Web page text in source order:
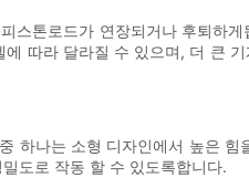
스톤로드가 연장되거나 후퇴하
따라 달라질 수 있으며, 더 큰
하나는 소형 디자인에서 높은
도로 작동 할 수 있도록합니다.